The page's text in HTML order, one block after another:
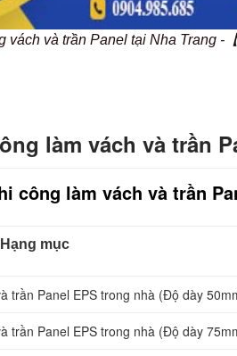
vách và trần Panel tại Nha Trang -
làm vách và trần
công làm vách và trần
Hạng mục
trần Panel EPS trong nhà (Độ dày
trần Panel EPS trong nhà (Độ dày